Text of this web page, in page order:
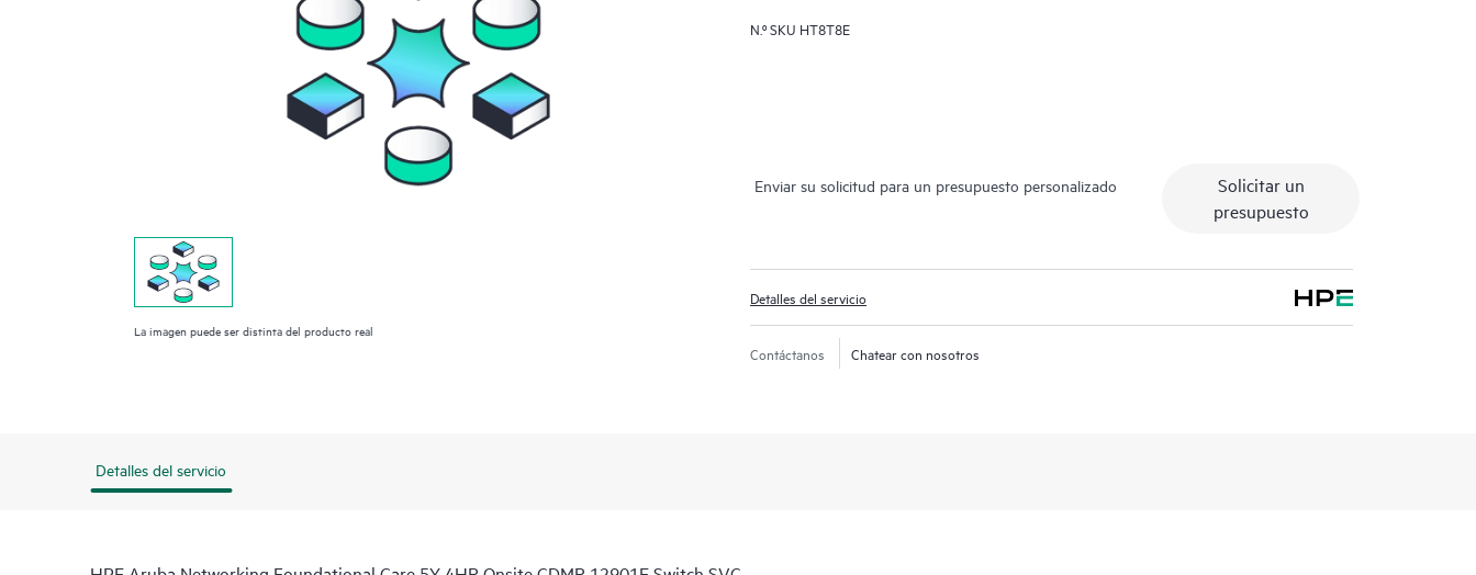
La imagen puede ser distinta del producto real
N.º SKU HT8T8E
Enviar su solicitud para un presupuesto personalizado
Solicitar un
presupuesto
Detalles del servicio
Contáctanos Chatear con nosotros
Detalles del servicio